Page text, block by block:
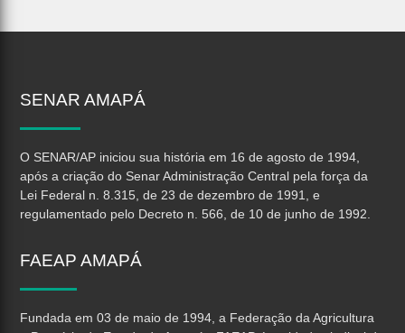
SENAR AMAPÁ
O SENAR/AP iniciou sua história em 16 de agosto de 1994,
após a criação do Senar Administração Central pela força da
Lei Federal n. 8.315, de 23 de dezembro de 1991, e
regulamentado pelo Decreto n. 566, de 10 de junho de 1992.
FAEAP AMAPÁ
Fundada em 03 de maio de 1994, a Federação da Agricultura